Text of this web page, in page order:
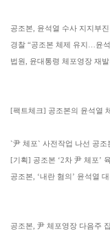
공조본, 윤석열 수사 지지부
경찰 “공조본 체제 유지…윤
법원, 윤대통령 체포영장 재
[팩트체크] 공조본의 윤석열
`尹 체포` 사전작업 나선 공
[기획] 공조본 ‘2차 尹 체포’
공조본, ‘내란 혐의’ 윤석열
공조본, 尹 체포영장 다음주